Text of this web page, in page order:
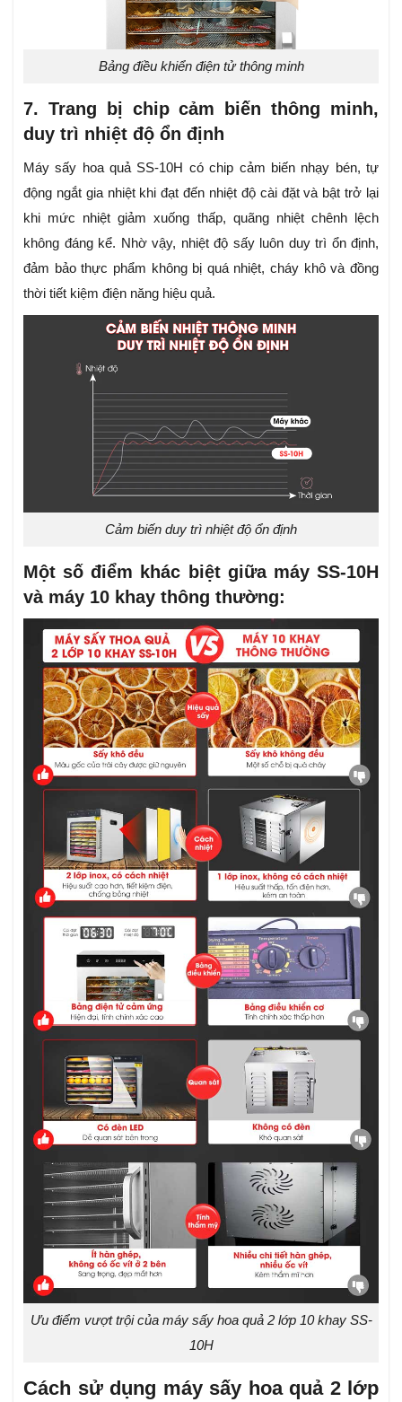
Bảng điều khiển điện tử thông minh
7. Trang bị chip cảm biến thông minh,
duy trì nhiệt độ ổn định
Máy sấy hoa quả SS-10H có chip cảm biến nhạy bén, tự
động ngắt gia nhiệt khi đạt đến nhiệt độ cài đặt và bật trở lại
khi mức nhiệt giảm xuống thấp, quãng nhiệt chênh lệch
không đáng kể. Nhờ vậy, nhiệt độ sấy luôn duy trì ổn định,
đảm bảo thực phẩm không bị quá nhiệt, cháy khô và đồng
thời tiết kiệm điện năng hiệu quả.
Cảm biến duy trì nhiệt độ ổn định
Một số điểm khác biệt giữa máy SS-10H
và máy 10 khay thông thường:
Ưu điểm vượt trội của máy sấy hoa quả 2 lớp 10 khay SS-
10H
Cách sử dụng máy sấy hoa quả 2 lớp